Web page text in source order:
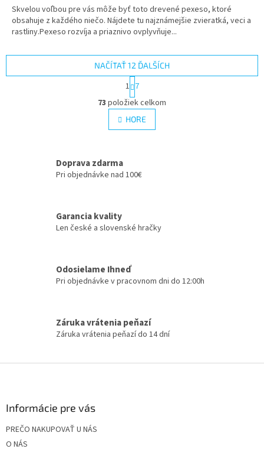
Skvelou voľbou pre vás môže byť toto drevené pexeso, ktoré
obsahuje z každého niečo. Nájdete tu najznámejšie zvieratká, veci a
rastliny.Pexeso rozvíja a priaznivo ovplyvňuje...
O
v
l
á
i
k
ý
p
i
NAČÍTAŤ 12 ĎALŠÍCH
S
t
r
á
n
k
n
i
1 7
73 položiek celkom
HORE
Doprava zdarma
Pri objednávke nad 100€
Garancia kvality
Len české a slovenské hračky
Odosielame Ihneď
Pri objednávke v pracovnom dni do 12:00h
Záruka vrátenia peňazí
Záruka vrátenia peňazí do 14 dní
Informácie pre vás
PREČO NAKUPOVAŤ U NÁS
O NÁS